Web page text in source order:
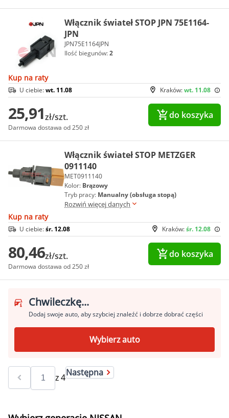
Włącznik świateł STOP JPN 75E1164-
JPN
JPN75E1164JPN
Ilość biegunów:2
Kup na raty
Kraków:wt. 11.08
U ciebie:wt. 11.08
25,91zł/szt.
Darmowa dostawa od 250 zł
do koszyka
Włącznik świateł STOP METZGER
0911140
MET0911140
Kolor: Brązowy
Tryb pracy: Manualny (obsługa stopą)
Rozwiń więcej danych
Kup na raty
Kraków:śr. 12.08
U ciebie:śr. 12.08
80,46zł/szt.
Darmowa dostawa od 250 zł
do koszyka
Chwileczkę...
Dodaj swoje auto, aby szybciej znaleźć i dobrze dobrać części
Wybierz auto
z4Następna